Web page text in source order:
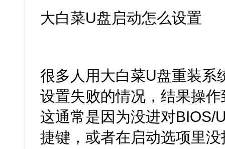
大白菜U盘启动怎么设置
很多人用大白菜U盘重装系
设置失败的情况，结果操
这通常是因为没进对BIOS/
捷键，或者在启动选项里